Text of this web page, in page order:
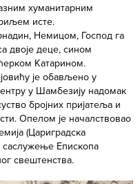
хуманитарним
исте.
Немицом, Господ га
двоје деце, сином
Катарином.
је обављено у
у Шамбезију надомак
бројних пријатеља и
Опелом је началствовао
(Цариградска
саслужење Епископа
свештенства.